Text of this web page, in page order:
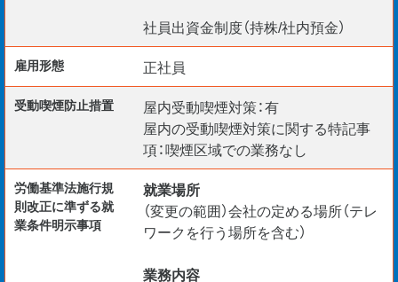
社員出資金制度（持株/社内預金）
雇用形態 正社員
受動喫煙防⽌措置
屋内受動喫煙対策：有
屋内の受動喫煙対策に関する特記事
項：喫煙区域での業務なし
労働基準法施行規
則改正に準ずる就
業条件明示事項
就業場所
（変更の範囲）会社の定める場所（テレ
ワークを行う場所を含む）
業務内容